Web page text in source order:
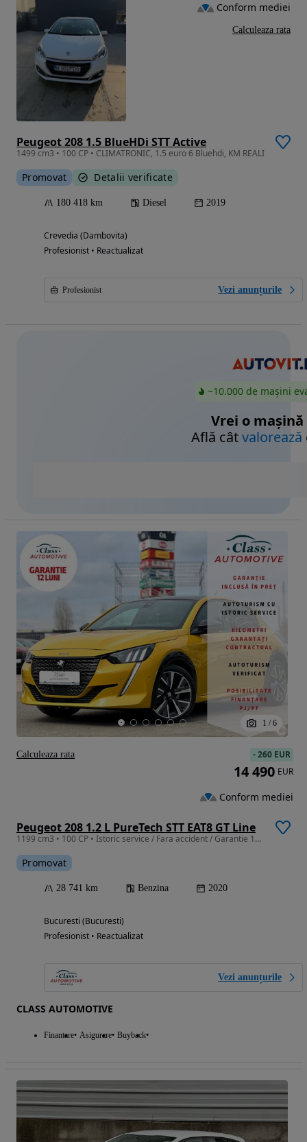
Peugeot 208 1.5 BlueHDi STT Active
1499 cm3 • 100 CP • CLIMATRONIC, 1.5 euro 6 Bluehdi, KM REALI
Promovat Detalii verificate
180 418 km Diesel 2019
Crevedia (Dambovita)
Profesionist • Reactualizat
Profesionist Vezi anunțurile
Conform mediei
Calculeaza rata
~10.000 de mașini
Vrei o mașină
Află câtvalorează
1 / 6
Peugeot 208 1.2 L PureTech STT EAT8 GT Line
1199 cm3 • 100 CP • Istoric service / Fara accident / Garantie 12-36 Luni
Promovat
28 741 km Benzina 2020
Bucuresti (Bucuresti)
Profesionist • Reactualizat
Vezi anunțurile
CLASS AUTOMOTIVE
Finantare Asigurare Buyback
-260 EUR
14 490 EUR
Conform mediei
Calculeaza rata